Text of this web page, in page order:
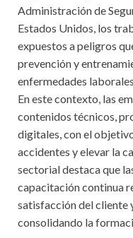
Administración de
Estados Unidos, los
expuestos a peligros
prevención y
enfermedades
En este contexto, las
contenidos técnicos,
digitales, con el
accidentes y elevar la
sectorial destaca que
capacitación continua
satisfacción del cliente
consolidando la